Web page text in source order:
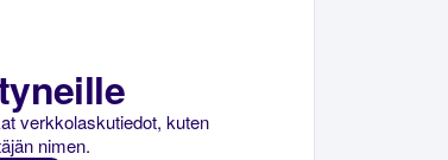
verkkolaskutiedot, kuten
nimen.